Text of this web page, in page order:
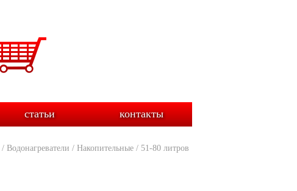
статьи контакты
/ Водонагреватели / Накопительные / 51-80 литров